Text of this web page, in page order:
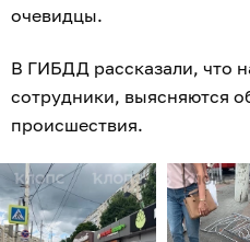
очевидцы.
В ГИБДД рассказали, что
сотрудники, выясняются
происшествия.